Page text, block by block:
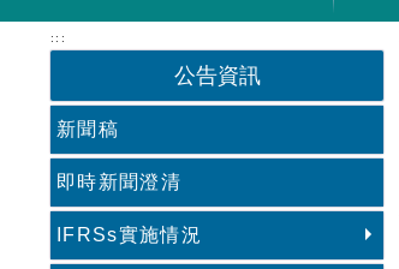
:::
公告資訊
新聞稿
即時新聞澄清
IFRSs實施情況